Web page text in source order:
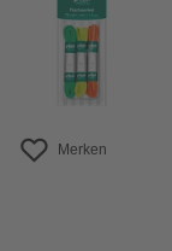
Merken